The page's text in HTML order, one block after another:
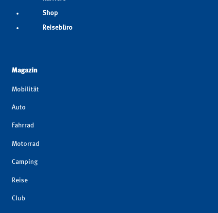
Shop
Reisebüro
Magazin
Mobilität
Auto
Fahrrad
Motorrad
Camping
Reise
Club